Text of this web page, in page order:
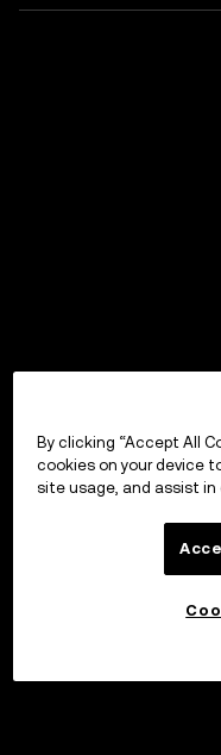
By clicking “Accept All
cookies on your device
site usage, and assist